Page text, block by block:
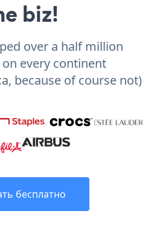
biz!
over a half million
every continent
because of course not)
бесплатно